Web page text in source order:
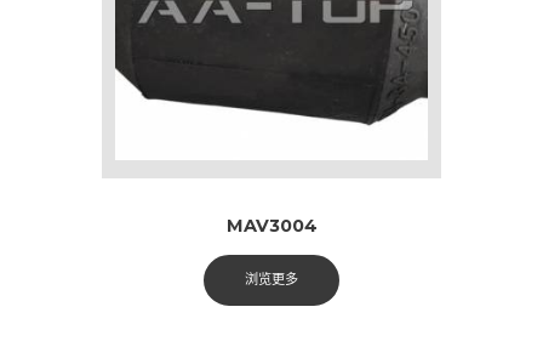
MAV3004
浏览更多